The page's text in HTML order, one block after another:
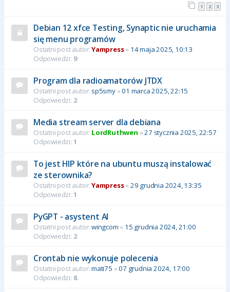
1 2 3
Debian 12 xfce Testing, Synaptic nie uruchamia
się menu programów
Ostatni post autor: Yampress« 14 maja 2025, 10:13
Odpowiedzi: 9
Program dla radioamatorów JTDX
Ostatni post autor: sp5smy«01 marca 2025, 22:15
Odpowiedzi: 2
Media stream server dla debiana
Ostatni post autor: LordRuthwen «27 stycznia 2025, 22:57
Odpowiedzi: 1
To jest HIP które na ubuntu muszą instalować
ze sterownika?
Ostatni post autor: Yampress« 29 grudnia 2024, 13:35
Odpowiedzi: 1
PyGPT - asystent AI
Ostatni post autor: wingcom « 15 grudnia 2024, 21:00
Odpowiedzi: 2
Crontab nie wykonuje polecenia
Ostatni post autor: mati75 «07 grudnia 2024, 17:00
Odpowiedzi: 8